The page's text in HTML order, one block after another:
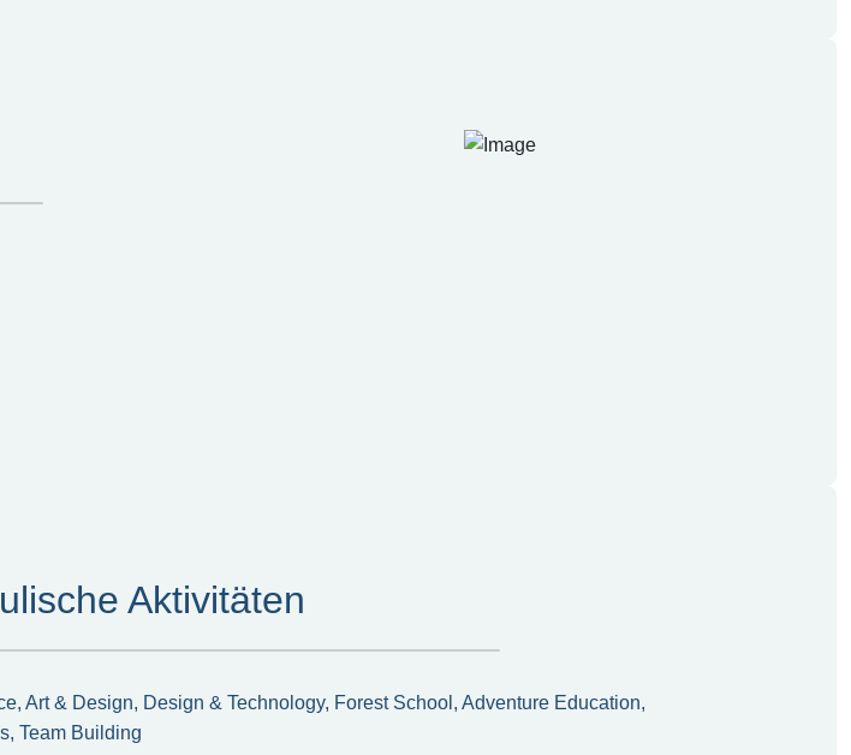
Aktivitäten
Art & Design, Design & Technology, Forest School, Adventure Education,
Team Building